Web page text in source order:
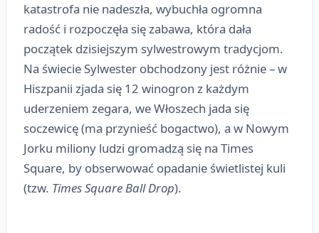
katastrofa nie nadeszła, wybuchła ogromna
radość i rozpoczęła się zabawa, która dała
początek dzisiejszym sylwestrowym tradycjom.
Na świecie Sylwester obchodzony jest różnie – w
Hiszpanii zjada się 12 winogron z każdym
uderzeniem zegara, we Włoszech jada się
soczewicę (ma przynieść bogactwo), a w Nowym
Jorku miliony ludzi gromadzą się na Times
Square, by obserwować opadanie świetlistej kuli
(tzw. Times Square Ball Drop).